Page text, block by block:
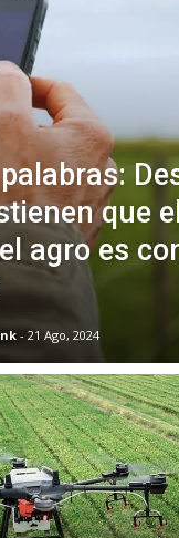
que el
agro es
- 21 Ago, 2024